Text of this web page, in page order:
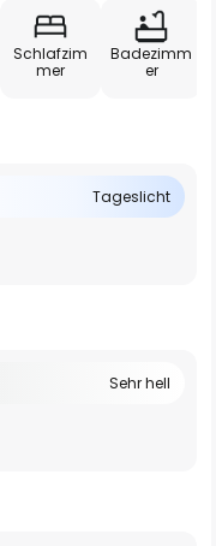
Schlafzim
mer
Badezimm
er
Tageslicht
Sehr hell